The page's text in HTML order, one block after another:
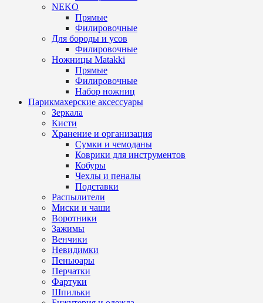
NEKO
Прямые
Филировочные
Для бороды и усов
Филировочные
Ножницы Matakki
Прямые
Филировочные
Набор ножниц
Парикмахерские аксессуары
Зеркала
Кисти
Хранение и организация
Сумки и чемоданы
Коврики для инструментов
Кобуры
Чехлы и пеналы
Подставки
Распылители
Миски и чаши
Воротники
Зажимы
Венчики
Невидимки
Пеньюары
Перчатки
Фартуки
Шпильки